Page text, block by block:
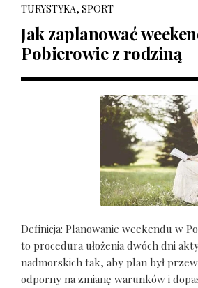
TURYSTYKA, SPORT
Jak zaplanować
Pobierowie z rodziną
Definicja: Planowanie weekendu w
to procedura ułożenia dwóch dni
nadmorskich tak, aby plan był
odporny na zmianę warunków i